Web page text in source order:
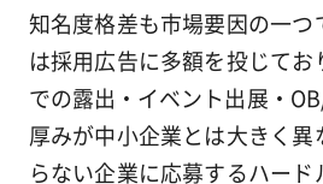
知名度格差も市場要因の一
は採用広告に多額を投じてお
での露出・イベント出展・
厚みが中小企業とは大きく
らない企業に応募するハー